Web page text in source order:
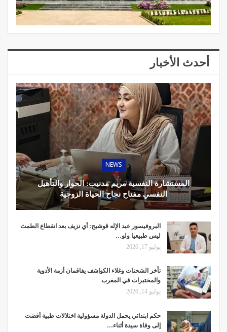
أحدث الأخبار
NEWS
المستشارة النفسية مريم مدنيب: الحوار والتأهيل
النفسي مفتاح نجاح الحياة الزوجية
البروفيسور عبد الإله قوشيح: أي نزيف بعد انقطاع الطمث
ليس طبيعيا ولو…
يوليو 17, 2026
تأخر الشحنات وغلاء الكواشف يفاقمان أزمة الأدوية
والمختبرات في المغرب
يوليو 14, 2026
حكم ابتدائي يحمل الدولة مسؤولية اختلالات طبية أفضت
إلى وفاة سيدة أثناء…